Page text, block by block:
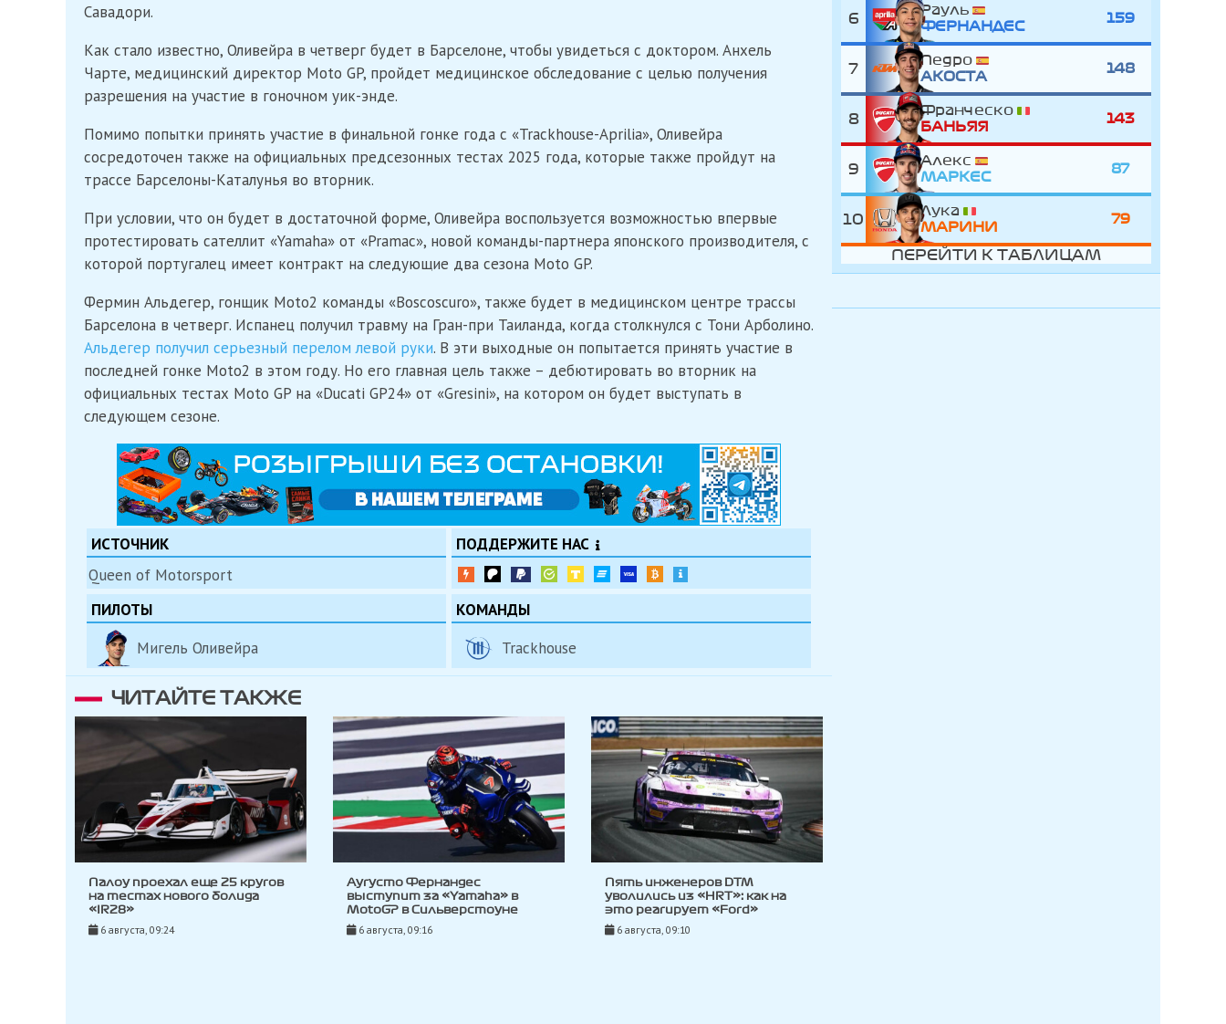
Савадори.
Как стало известно, Оливейра в четверг будет в Барселоне, чтобы увидеться с доктором. Анхель
Чарте, медицинский директор Moto GP, пройдет медицинское обследование с целью получения
разрешения на участие в гоночном уик-энде.
Помимо попытки принять участие в финальной гонке года с «Trackhouse-Aprilia», Оливейра
сосредоточен также на официальных предсезонных тестах 2025 года, которые также пройдут на
трассе Барселоны-Каталунья во вторник.
При условии, что он будет в достаточной форме, Оливейра воспользуется возможностью впервые
протестировать сателлит «Yamaha» от «Pramac», новой команды-партнера японского производителя, с
которой португалец имеет контракт на следующие два сезона Moto GP.
Фермин Альдегер, гонщик Moto2 команды «Boscoscuro», также будет в медицинском центре трассы
Барселона в четверг. Испанец получил травму на Гран-при Таиланда, когда столкнулся с Тони Арболино.
Альдегер получил серьезный перелом левой руки. В эти выходные он попытается принять участие в
последней гонке Moto2 в этом году. Но его главная цель также – дебютировать во вторник на
официальных тестах Moto GP на «Ducati GP24» от «Gresini», на котором он будет выступать в
следующем сезоне.
ИСТОЧНИК
Queen of Motorsport
ПОДДЕРЖИТЕ НАС
ПИЛОТЫ
Мигель Оливейра
КОМАНДЫ
Trackhouse
ЧИТАЙТЕ ТАКЖЕ
Палоу проехал еще 25 кругов
на тестах нового болида
«IR28»
6 августа, 09:24
Аугусто Фернандес
выступит за «Yamaha» в
MotoGP в Сильверстоуне
6 августа, 09:16
Пять инженеров DTM
уволились из «HRT»: как на
это реагирует «Ford»
6 августа, 09:10
6
Рауль
ФЕРНАНДЕС
159
7
Педро
АКОСТА
148
8
Франческо
БАНЬЯЯ
143
9
Алекс
МАРКЕС
87
10
Лука
МАРИНИ
79
ПЕРЕЙТИ К ТАБЛИЦАМ